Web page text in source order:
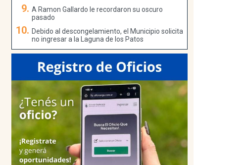
A Ramon Gallardo le recordaron su oscuro
pasado
Debido al descongelamiento, el Municipio solicita
no ingresar a la Laguna de los Patos